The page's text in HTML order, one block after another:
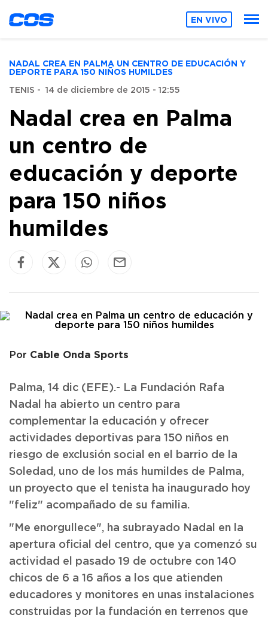
EN VIVO
NADAL CREA EN PALMA UN CENTRO DE EDUCACIÓN Y
DEPORTE PARA 150 NIÑOS HUMILDES
TENIS - 14 de diciembre de 2015 - 12:55
Nadal crea en Palma
un centro de
educación y deporte
para 150 niños
humildes
Por Cable Onda Sports
Palma, 14 dic (EFE).- La Fundación Rafa
Nadal ha abierto un centro para
complementar la educación y ofrecer
actividades deportivas para 150 niños en
riesgo de exclusión social en el barrio de la
Soledad, uno de los más humildes de Palma,
un proyecto que el tenista ha inaugurado hoy
"feliz" acompañado de su familia.
"Me enorgullece", ha subrayado Nadal en la
apertura oficial del centro, que ya comenzó su
actividad el pasado 19 de octubre con 140
chicos de 6 a 16 años a los que atienden
educadores y monitores en unas instalaciones
construidas por la fundación en terrenos que